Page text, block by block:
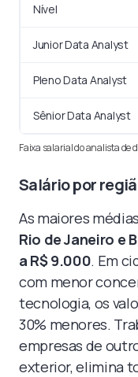
Nível
Junior Data Analyst
Pleno Data Analyst
Sênior Data Analyst
Faixa salarial do analista de
Salário por
As maiores
Rio de Janeiro e
a R$ 9.000. Em
com menor
tecnologia, os
30% menores.
empresas de
exterior, elimina